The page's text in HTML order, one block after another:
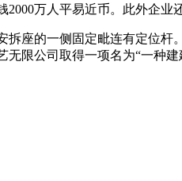
万人平易近币。此外企业
座的一侧固定毗连有定位杆
限公司取得一项名为“一种